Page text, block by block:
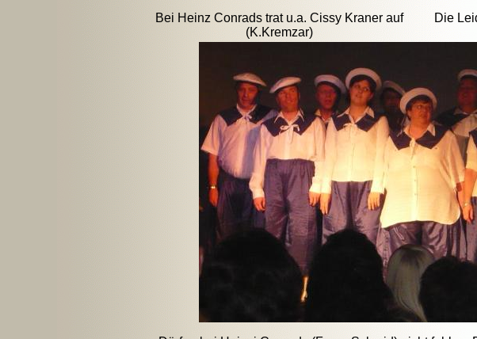
Bei Heinz Conrads trat u.a. Cissy Kraner auf
(K.Kremzar)
Die